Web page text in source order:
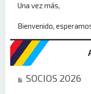
Una vez más,
Bienvenido,
SOCIOS 2026